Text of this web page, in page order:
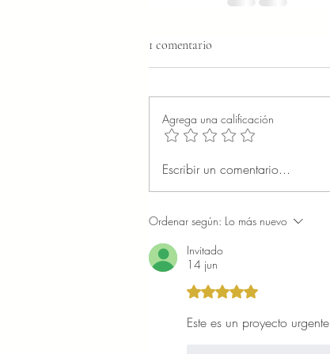
1 comentario
Agrega una calificación
Escribir un comentario...
Ordenar según: Lo más nuevo
Invitado
14 jun
Obtuvo 5 de 5 estrellas.
Este es un proyecto urgente